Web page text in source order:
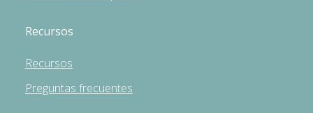
Recursos
Recursos
Preguntas frecuentes